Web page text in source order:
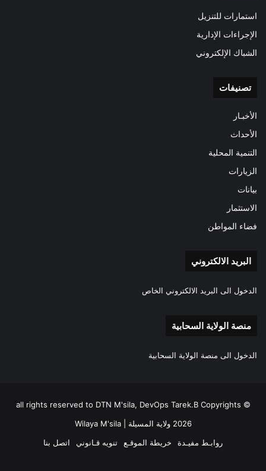
استمارات للتنزيل
الإجراءات الإدارية
الشباك الإلكتروني
تصنيفات
الأخبـار
الأحداث
التنمية المحلية
الزيارات
بيانات
الاستثمار
فضاء المواطن
البريد الالكتروني
الدخول الى البريد الالكتروني الخاص
منصة الولاية السحابية
الدخول الى منصة الولاية السحابية
all rights reserved to DTN M'sila, DevOps Tarek.B Copyrights ©
2026 ولاية المسيلة | Wilaya M'sila
روابـط مفيـدة
خريطة الموقـع تنويه قـانوني اتصل بنا